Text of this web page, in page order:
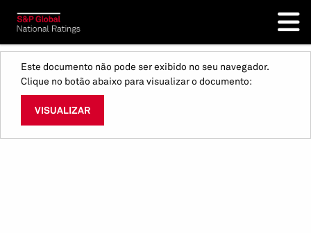
Este documento não pode ser exibido no seu navegador.
Clique no botão abaixo para visualizar o documento:
VISUALIZAR